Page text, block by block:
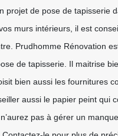
projet de pose de tapisserie
murs intérieurs, il est
Prudhomme Rénovation
de tapisserie. Il maitrise
bien aussi les fournitures
aussi le papier peint qui
pas à gérer un